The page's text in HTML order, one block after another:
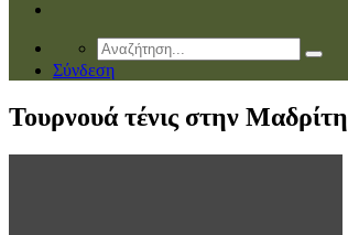
Σύνδεση
Τουρνουά τένις στην Μαδρίτη